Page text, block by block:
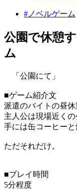
#ノベルゲーム
公園で休憩
ム
「公園にて」
■ゲーム紹介文
派遣のバイトの昼休
主人公は現場近くの
手には缶コーヒーと
ただそれだけ。
■プレイ時間
5分程度